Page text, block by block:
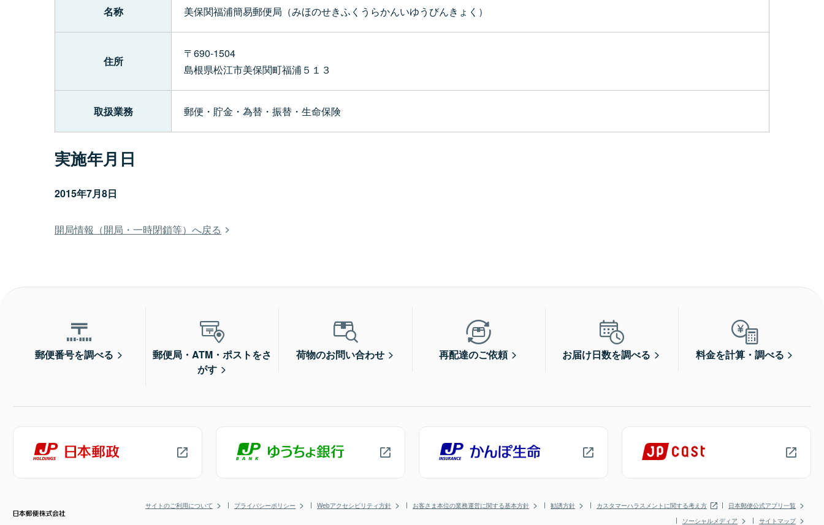
名称 美保関福浦簡易郵便局（みほのせきふくうらかんいゆうびんきょく）
住所
〒690-1504
島根県松江市美保関町福浦５１３
取扱業務 郵便・貯金・為替・振替・生命保険
実施年月日
2015年7月8日
開局情報（開局・一時閉鎖等）へ戻る
郵便番号を調べる
郵便局・ATM・ポストをさ
がす
荷物のお問い合わせ 再配達のご依頼 お届け日数を調べる 料金を計算・調べる
サイトのご利用について プライバシーポリシー Webアクセシビリティ方針 お客さま本位の業務運営に関する基本方針 勧誘方針 カスタマーハラスメントに関する考え方
日本郵便公式アプリ一覧
ソーシャルメディア
サイトマップ